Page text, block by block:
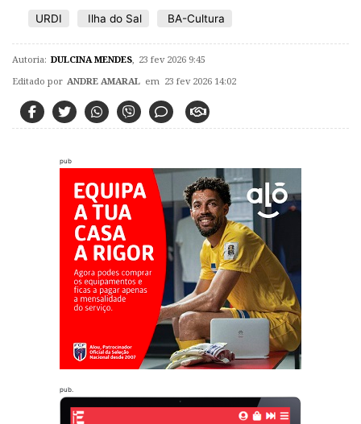
URDI Ilha do Sal BA-Cultura
Autoria: DULCINA MENDES, 23 fev 2026 9:45
Editado por ANDRE AMARAL em 23 fev 2026 14:02
pub
pub.